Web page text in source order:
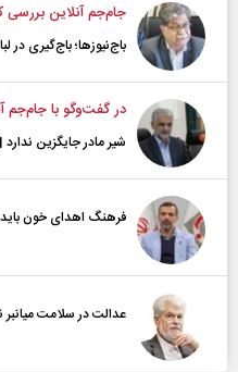
جام‌جم آنلاین بررسی
باج‌نیوزها؛ باج‌گیری در
در گفت‌و‌گو با جام‌جم
شیر مادر جایگزین ندارد
فرهنگ اهدای خون
عدالت در سلامت میانبر